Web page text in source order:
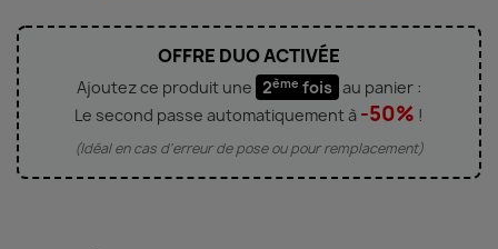
OFFRE DUO ACTIVÉE
Ajoutez ce produit une 2ème fois au panier :
Le second passe automatiquement à -50% !
(Idéal en cas d'erreur de pose ou pour remplacement)